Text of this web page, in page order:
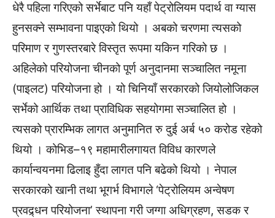
धेरै पहिला गरिएको सर्भेबाट पनि यहाँ पेट्रोलियम पदार्थ वा ग्यास
हुनसक्ने सम्भावना पाइएको थियो । अबको चरणमा त्यसको
परिमाण र गुणस्तरबारे विस्तृत रूपमा यकिन गरिको छ ।
अहिलेको परियोजना चीनको पूर्ण अनुदानमा सञ्चालित नमूना
(पाइलट) परियोजना हो । यो चिनियाँ सरकारको जियोलोजिकल
सर्भेको आर्थिक तथा प्राविधिक सहयोगमा सञ्चालित हो ।
त्यसको प्रारम्भिक लागत अनुमानित रु दुई अर्ब ५० करोड रहेको
थियो । कोभिड–१९ महामारीलगायत विविध कारणले
कार्यान्वयनमा ढिलाइ हुँदा लागत पनि बढेको थियो । नेपाल
सरकारको खानी तथा भूगर्भ विभागले ‘पेट्रोलियम अन्वेषण
प्रवद्र्धन परियोजना’ स्थापना गरी जग्गा अधिग्रहण, सडक र